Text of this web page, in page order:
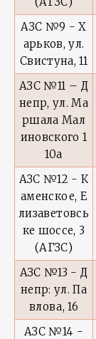
АЗС №9 - Х
арьков, ул.
Свистуна, 11
АЗС №11 – Д
непр, ул. Ма
ршала Мал
иновского 1
10а
АЗС №12 - К
аменское, Е
лизаветовсь
ке шоссе, 3
(АГЗС)
АЗС №13 - Д
непр: ул. Па
влова, 16
АЗС №14 -